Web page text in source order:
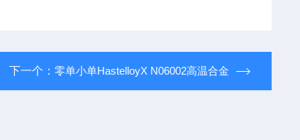
下一个： 零单小单HastelloyX N06002高温合金